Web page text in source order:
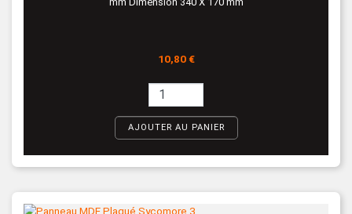
Prix
10,80 €
AJOUTER AU PANIER